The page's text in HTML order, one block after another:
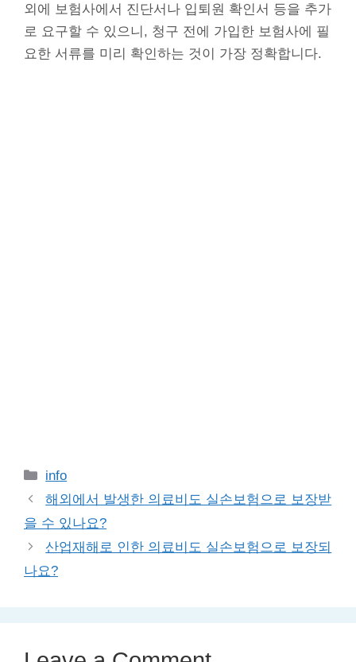
외에 보험사에서 진단서나 입퇴원 확인서 등을 추가
로 요구할 수 있으니, 청구 전에 가입한 보험사에 필
요한 서류를 미리 확인하는 것이 가장 정확합니다.
Categories
info
해외에서 발생한 의료비도 실손보험으로 보장받
을 수 있나요?
산업재해로 인한 의료비도 실손보험으로 보장되
나요?